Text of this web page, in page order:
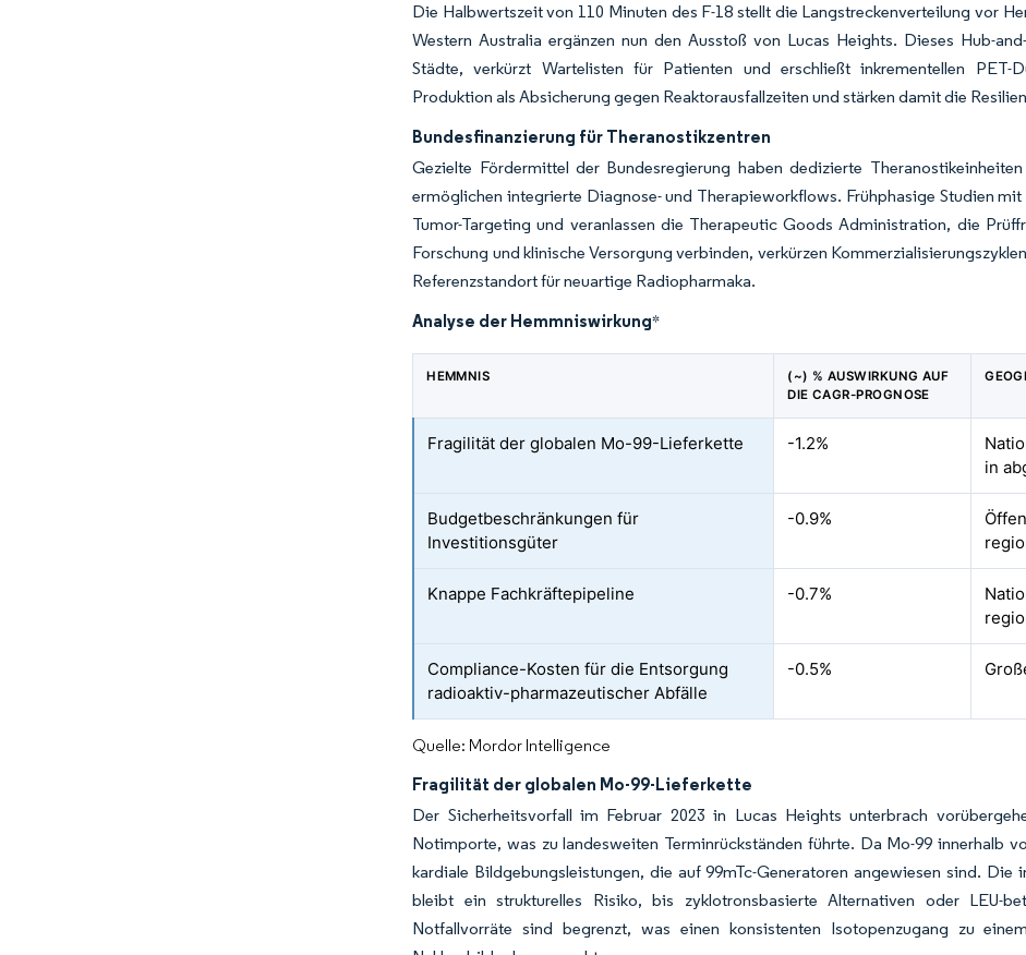
Die Halbwertszeit von 110 Minuten des F-18 stellt die Langstreckenverteilung vor
Western Australia ergänzen nun den Ausstoß von Lucas Heights. Dieses Hub-
Städte, verkürzt Wartelisten für Patienten und erschließt inkrementellen PET-
Produktion als Absicherung gegen Reaktorausfallzeiten und stärken damit die
Bundesfinanzierung für Theranostikzentren
Gezielte Fördermittel der Bundesregierung haben dedizierte
ermöglichen integrierte Diagnose- und Therapieworkflows. Frühphasige Studien
Tumor-Targeting und veranlassen die Therapeutic Goods Administration, die
Forschung und klinische Versorgung verbinden, verkürzen
Referenzstandort für neuartige Radiopharmaka.
Analyse der Hemmniswirkung*
HEMMNIS
(~) % AUSWIRKUNG AUF
DIE CAGR-PROGNOSE
Fragilität der globalen Mo-99-Lieferkette -1.2%
in
Budgetbeschränkungen für
Investitionsgüter
-0.9%
Knappe Fachkräftepipeline -0.7%
Compliance-Kosten für die Entsorgung
radioaktiv-pharmazeutischer Abfälle
-0.5%
Quelle: Mordor Intelligence
Fragilität der globalen Mo-99-Lieferkette
Der Sicherheitsvorfall im Februar 2023 in Lucas Heights unterbrach
Notimporte, was zu landesweiten Terminrückständen führte. Da Mo-99 innerhalb
kardiale Bildgebungsleistungen, die auf 99mTc-Generatoren angewiesen sind.
bleibt ein strukturelles Risiko, bis zyklotronsbasierte Alternativen oder LEU-
Notfallvorräte sind begrenzt, was einen konsistenten Isotopenzugang zu